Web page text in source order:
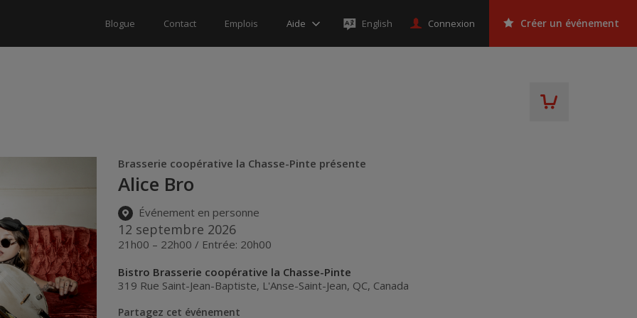
Blogue Contact Emplois Aide English Connexion Créer un événement
Brasserie coopérative la Chasse-Pinte présente
Alice Bro
Événement en personne
12 septembre 2026
21h00 – 22h00 / Entrée: 20h00
Bistro Brasserie coopérative la Chasse-Pinte
319 Rue Saint-Jean-Baptiste, L'Anse-Saint-Jean, QC, Canada
Partagez cet événement